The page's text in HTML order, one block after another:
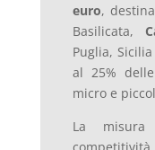
euro,
Basilicata,
Puglia,
al 25%
micro e
La